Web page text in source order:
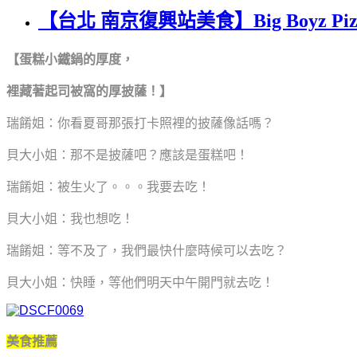
【台北 南京復興站美食】Big Boyz
【蛋糕小鐵鍋的厚度，
裡藏著起司被窩的厚披薩！】
瑞餚姐：你看夏哥那張打卡照裡的披薩像話嗎？
貝大小姐：那不是披薩吧？應該是蛋糕吧！
瑞餚姐：被生火了。。。我要去吃！
貝大小姐：我也想吃！
瑞餚姐：等不及了，我們最快什麼時候可以去吃？
貝大小姐：快睡，等他們明天中午開門就去吃！
美食推薦